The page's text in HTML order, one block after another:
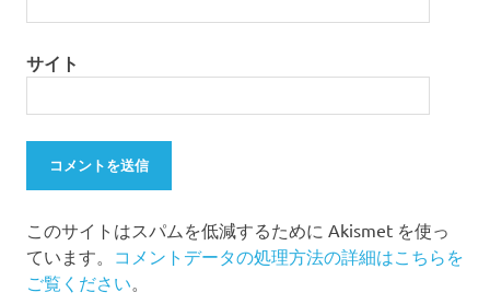
サイト
このサイトはスパムを低減するために Akismet を使っ
ています。 コメントデータの処理方法の詳細はこちらを
ご覧ください。